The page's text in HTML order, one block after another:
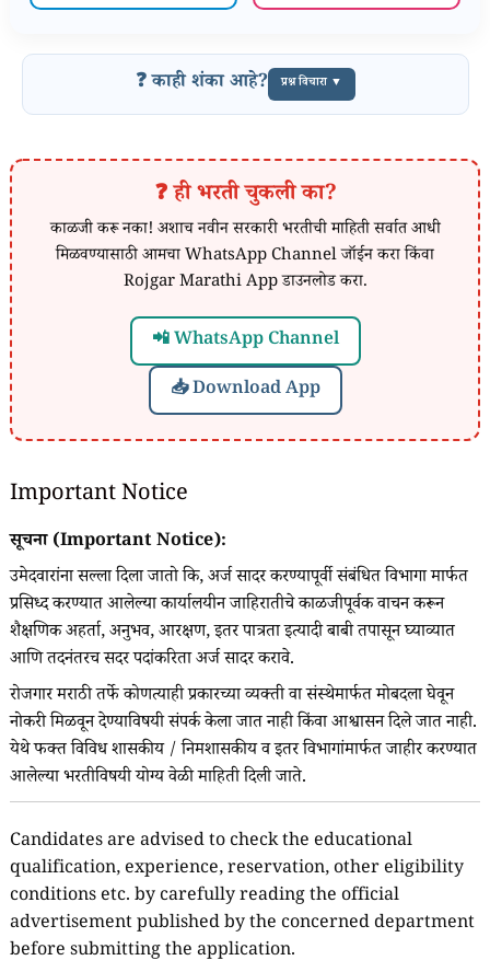
❓ काही शंका आहे? प्रश्न विचारा ▼
❓ ही भरती चुकली का?
काळजी करू नका! अशाच नवीन सरकारी भरतीची माहिती सर्वात आधी
मिळवण्यासाठी आमचा WhatsApp Channel जॉईन करा किंवा
Rojgar Marathi App डाउनलोड करा.
📲 WhatsApp Channel
📥 Download App
Important Notice
सूचना (Important Notice):
उमेदवारांना सल्ला दिला जातो कि, अर्ज सादर करण्यापूर्वी संबंधित विभागा मार्फत
प्रसिध्द करण्यात आलेल्या कार्यालयीन जाहिरातीचे काळजीपूर्वक वाचन करून
शैक्षणिक अहर्ता, अनुभव, आरक्षण, इतर पात्रता इत्यादी बाबी तपासून घ्याव्यात
आणि तदनंतरच सदर पदांकरिता अर्ज सादर करावे.
रोजगार मराठी तर्फे कोणत्याही प्रकारच्या व्यक्ती वा संस्थेमार्फत मोबदला घेवून
नोकरी मिळवून देण्याविषयी संपर्क केला जात नाही किंवा आश्वासन दिले जात नाही.
येथे फक्त विविध शासकीय / निमशासकीय व इतर विभागांमार्फत जाहीर करण्यात
आलेल्या भरतीविषयी योग्य वेळी माहिती दिली जाते.
Candidates are advised to check the educational
qualification, experience, reservation, other eligibility
conditions etc. by carefully reading the official
advertisement published by the concerned department
before submitting the application.